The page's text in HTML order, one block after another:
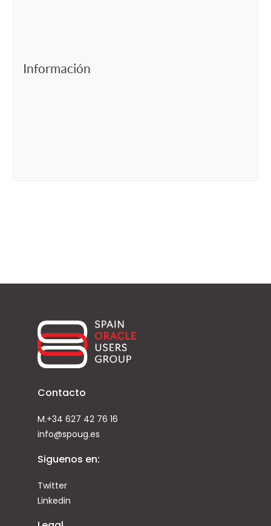
Información
Contacto
M.+34 627 42 76 16
info@spoug.es
Siguenos en:
Twitter
Linkedin